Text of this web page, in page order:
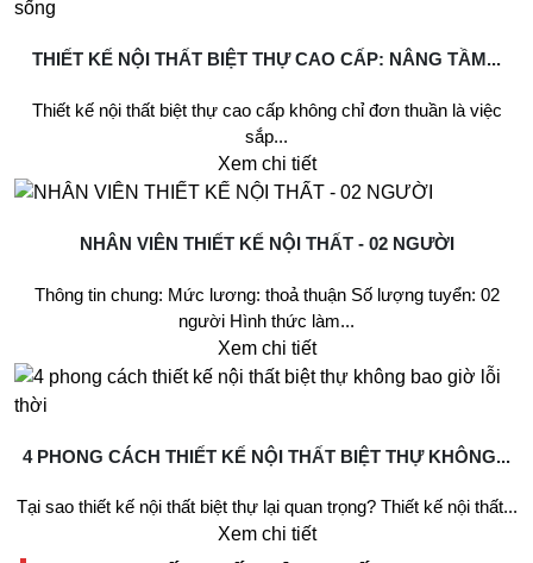
THIẾT KẾ NỘI THẤT BIỆT THỰ CAO CẤP: NÂNG TẦM...
Thiết kế nội thất biệt thự cao cấp không chỉ đơn thuần là việc
sắp...
Xem chi tiết
NHÂN VIÊN THIẾT KẾ NỘI THẤT - 02 NGƯỜI
Thông tin chung: Mức lương: thoả thuận Số lượng tuyển: 02
người Hình thức làm...
Xem chi tiết
4 PHONG CÁCH THIẾT KẾ NỘI THẤT BIỆT THỰ KHÔNG...
Tại sao thiết kế nội thất biệt thự lại quan trọng? Thiết kế nội thất...
Xem chi tiết